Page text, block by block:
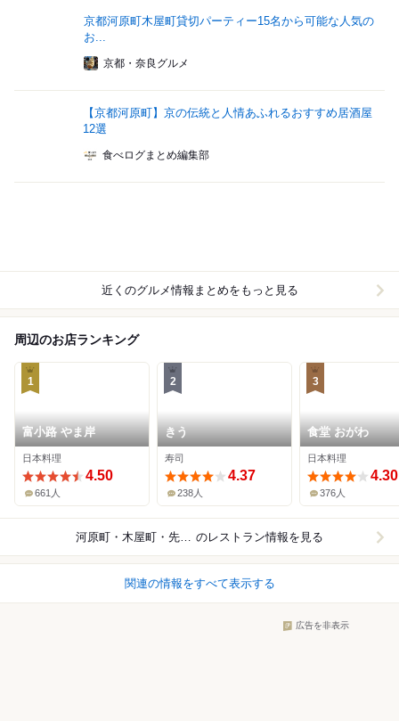
京都河原町木屋町貸切パーティー15名から可能な人気の
お...
京都・奈良グルメ
【京都河原町】京の伝統と人情あふれるおすすめ居酒屋
12選
食べログまとめ編集部
近くのグルメ情報まとめをもっと見る
周辺のお店ランキング
1
富小路 やま岸
日本料理
4.50
661人
2
きう
寿司
4.37
238人
3
食堂 おがわ
日本料理
4.30
376人
河原町・木屋町・先斗町 のレストラン情報を見る
関連の情報をすべて表示する
広告を非表示